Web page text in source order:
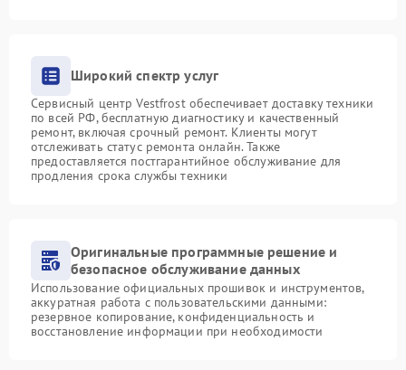
Широкий спектр услуг
Сервисный центр Vestfrost обеспечивает доставку техники
по всей РФ, бесплатную диагностику и качественный
ремонт, включая срочный ремонт. Клиенты могут
отслеживать статус ремонта онлайн. Также
предоставляется постгарантийное обслуживание для
продления срока службы техники
Оригинальные программные решение и
безопасное обслуживание данных
Использование официальных прошивок и инструментов,
аккуратная работа с пользовательскими данными:
резервное копирование, конфиденциальность и
восстановление информации при необходимости